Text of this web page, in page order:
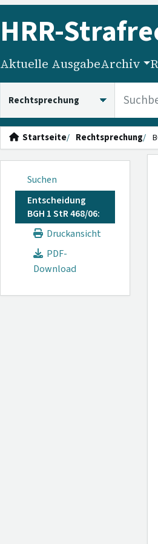
HRR-
Aktuelle AusgabeArchiv
Startseite Rechtsprechung
Suchen
Entscheidung
BGH 1 StR 468/06:
Druckansicht
PDF-
Download